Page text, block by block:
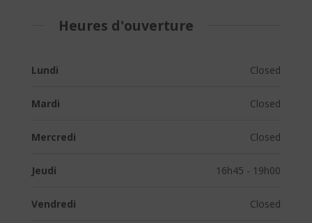
Heures d'ouverture
Lundi Closed
Mardi Closed
Mercredi Closed
Jeudi 16h45 - 19h00
Vendredi Closed